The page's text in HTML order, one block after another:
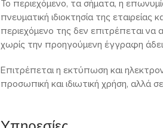
Το περιεχόμενο, τα σήματα, η
πνευματική ιδιοκτησία της
περιεχόμενο της δεν επιτρέπεται να
χωρίς την προηγούμενη έγγραφη
Επιτρέπεται η εκτύπωση και
προσωπική και ιδιωτική χρήση, αλλά